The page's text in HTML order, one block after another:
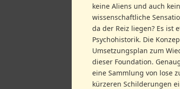
keine Aliens und auch
wissenschaftliche
da der Reiz liegen? Es ist
Psychohistorik. Die
Umsetzungsplan zum
dieser Foundation.
eine Sammlung von lose
kürzeren Schilderungen